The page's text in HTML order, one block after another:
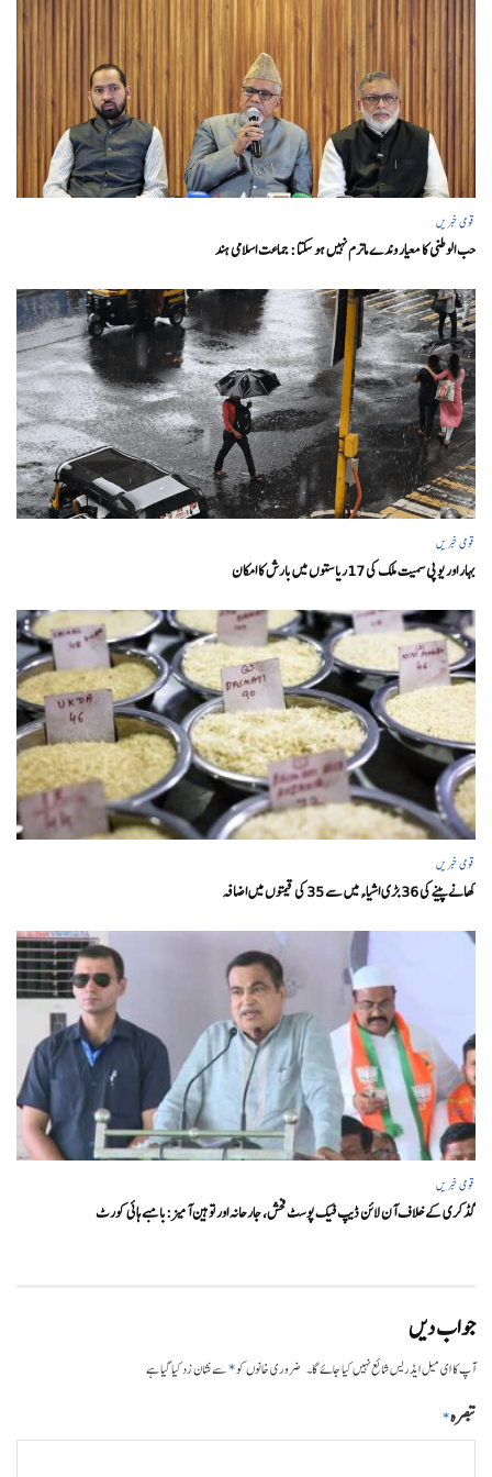
قومی خبریں
حب الوطنی کا معیار وندے ماترم نہیں ہو سکتا : جماعت اسلامی ہند
قومی خبریں
بہار اور یو پی سمیت ملک کی 17ریاستوں میں بارش کا امکان
قومی خبریں
کھانے پینے کی 36 بڑی اشیاء میں سے 35 کی قیمتوں میں اضافہ
قومی خبریں
گڈکری کے خلاف آن لائن ڈیپ فیک پوسٹ فحش، جارحانہ اور توہین آمیز:بامبے ہائی کورٹ
جواب دیں
آپ کا ای میل ایڈریس شائع نہیں کیا جائے گا۔ ضروری خانوں کو*سے نشان زد کیا گیا ہے
تبصرہ*